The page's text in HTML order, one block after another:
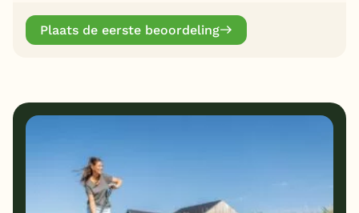
Plaats de eerste beoordeling